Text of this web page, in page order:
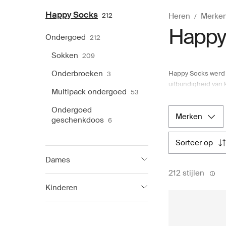
Happy Socks 212
Ondergoed 212
Sokken 209
Onderbroeken 3
Multipack ondergoed 53
Ondergoed
geschenkdoos 6
Dames
Kinderen
Heren
Happy Socks
uitbundigheid van
gevestigd in het
richten in New
en design; het is
assortiment van
merken
sorteer op
212 stijlen